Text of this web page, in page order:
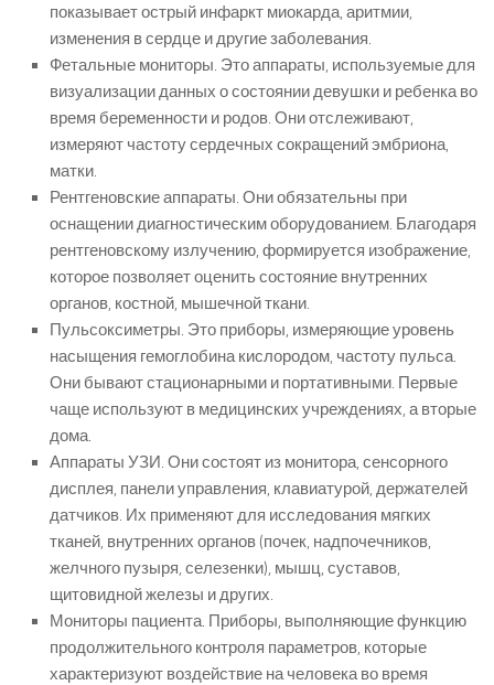
показывает острый инфаркт миокарда, аритмии,
изменения в сердце и другие заболевания.
Фетальные мониторы. Это аппараты, используемые для
визуализации данных о состоянии девушки и ребенка во
время беременности и родов. Они отслеживают,
измеряют частоту сердечных сокращений эмбриона,
матки.
Рентгеновские аппараты. Они обязательны при
оснащении диагностическим оборудованием. Благодаря
рентгеновскому излучению, формируется изображение,
которое позволяет оценить состояние внутренних
органов, костной, мышечной ткани.
Пульсоксиметры. Это приборы, измеряющие уровень
насыщения гемоглобина кислородом, частоту пульса.
Они бывают стационарными и портативными. Первые
чаще используют в медицинских учреждениях, а вторые
дома.
Аппараты УЗИ. Они состоят из монитора, сенсорного
дисплея, панели управления, клавиатурой, держателей
датчиков. Их применяют для исследования мягких
тканей, внутренних органов (почек, надпочечников,
желчного пузыря, селезенки), мышц, суставов,
щитовидной железы и других.
Мониторы пациента. Приборы, выполняющие функцию
продолжительного контроля параметров, которые
характеризуют воздействие на человека во время